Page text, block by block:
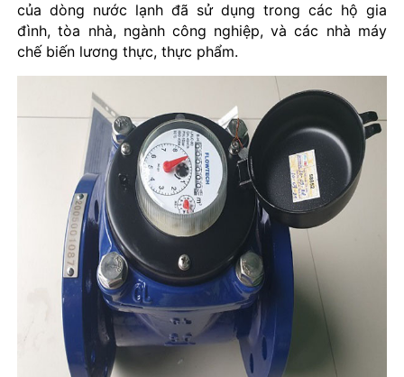
của dòng nước lạnh đã sử dụng trong các hộ gia
đình, tòa nhà, ngành công nghiệp, và các nhà máy
chế biến lương thực, thực phẩm.